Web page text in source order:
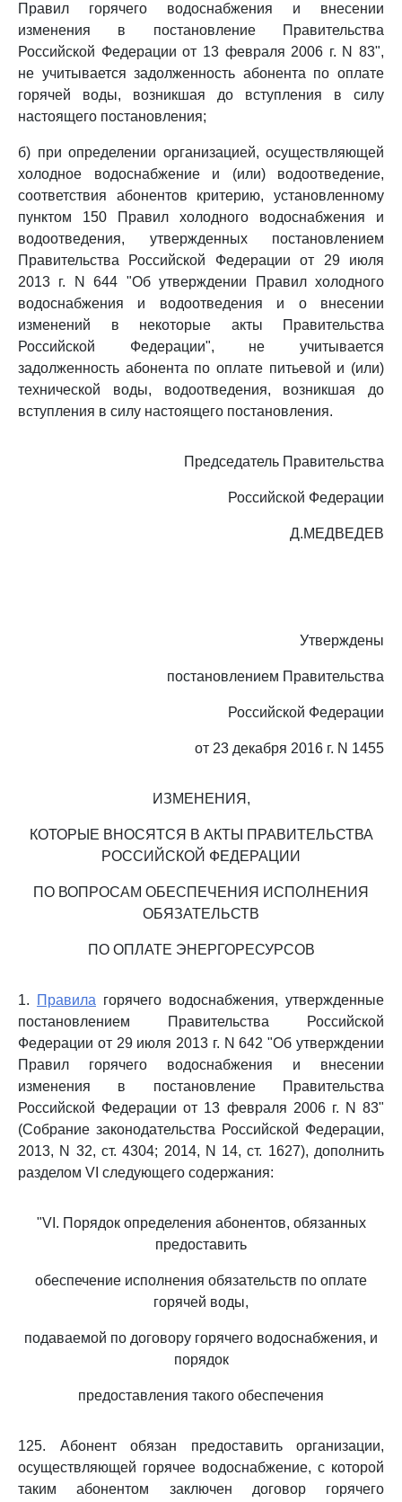
Правил горячего водоснабжения и внесении
изменения в постановление Правительства
Российской Федерации от 13 февраля 2006 г. N 83",
не учитывается задолженность абонента по оплате
горячей воды, возникшая до вступления в силу
настоящего постановления;
б) при определении организацией, осуществляющей
холодное водоснабжение и (или) водоотведение,
соответствия абонентов критерию, установленному
пунктом 150 Правил холодного водоснабжения и
водоотведения, утвержденных постановлением
Правительства Российской Федерации от 29 июля
2013 г. N 644 "Об утверждении Правил холодного
водоснабжения и водоотведения и о внесении
изменений в некоторые акты Правительства
Российской Федерации", не учитывается
задолженность абонента по оплате питьевой и (или)
технической воды, водоотведения, возникшая до
вступления в силу настоящего постановления.
Председатель Правительства
Российской Федерации
Д.МЕДВЕДЕВ
Утверждены
постановлением Правительства
Российской Федерации
от 23 декабря 2016 г. N 1455
ИЗМЕНЕНИЯ,
КОТОРЫЕ ВНОСЯТСЯ В АКТЫ ПРАВИТЕЛЬСТВА
РОССИЙСКОЙ ФЕДЕРАЦИИ
ПО ВОПРОСАМ ОБЕСПЕЧЕНИЯ ИСПОЛНЕНИЯ
ОБЯЗАТЕЛЬСТВ
ПО ОПЛАТЕ ЭНЕРГОРЕСУРСОВ
1. Правила горячего водоснабжения, утвержденные
постановлением Правительства Российской
Федерации от 29 июля 2013 г. N 642 "Об утверждении
Правил горячего водоснабжения и внесении
изменения в постановление Правительства
Российской Федерации от 13 февраля 2006 г. N 83"
(Собрание законодательства Российской Федерации,
2013, N 32, ст. 4304; 2014, N 14, ст. 1627), дополнить
разделом VI следующего содержания:
"VI. Порядок определения абонентов, обязанных
предоставить
обеспечение исполнения обязательств по оплате
горячей воды,
подаваемой по договору горячего водоснабжения, и
порядок
предоставления такого обеспечения
125. Абонент обязан предоставить организации,
осуществляющей горячее водоснабжение, с которой
таким абонентом заключен договор горячего